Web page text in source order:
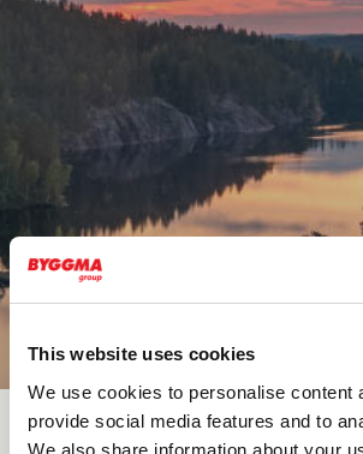
This website uses cookies
We use cookies to personalise content
provide social media features and to
We also share information about your